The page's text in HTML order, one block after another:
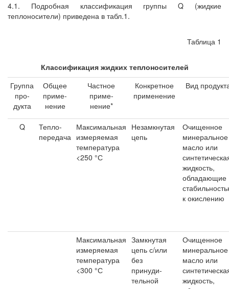
4.1. Подробная классификация группы Q (жидкие
теплоносители) приведена в табл.1.
Таблица 1
Классификация жидких теплоносителей
Группа
про-
дукта
Общее
приме-
нение
Частное
приме-
нение*
Конкретное
применение
Вид
Q
Тепло-
передача
Максимальная
измеряемая
температура
<250 °С
Незамкнутая
цепь
Очищенное
минеральное
масло или
жидкость,
обладающие
к окислению
Максимальная
измеряемая
температура
<300 °С
Замкнутая
цепь с/или
без
принуди-
тельной
Очищенное
минеральное
масло или
жидкость,